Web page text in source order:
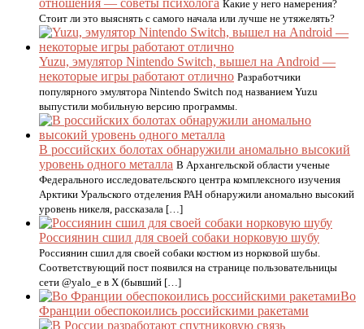
отношения — советы психолога Какие у него намерения?
Стоит ли это выяснять с самого начала или лучше не утяжелять?
Yuzu, эмулятор Nintendo Switch, вышел на Android —
некоторые игры работают отлично Разработчики
популярного эмулятора Nintendo Switch под названием Yuzu
выпустили мобильную версию программы.
В российских болотах обнаружили аномально высокий
уровень одного металла В Архангельской области ученые
Федерального исследовательского центра комплексного изучения
Арктики Уральского отделения РАН обнаружили аномально высокий
уровень никеля, рассказала […]
Россиянин сшил для своей собаки норковую шубу
Россиянин сшил для своей собаки костюм из норковой шубы.
Соответствующий пост появился на странице пользовательницы
сети @yalo_e в X (бывший […]
Во
Франции обеспокоились российскими ракетами